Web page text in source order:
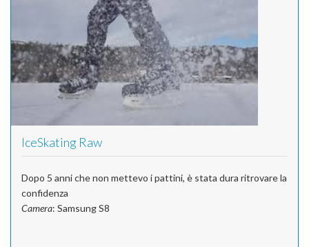
IceSkating Raw
Dopo 5 anni che non mettevo i pattini, è stata dura ritrovare la
confidenza
Camera: Samsung S8